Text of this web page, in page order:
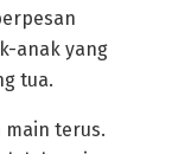
anak yang
tua.
main terus.